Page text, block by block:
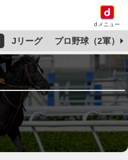
dメニュー
Jリーグ プロ野球（2軍）